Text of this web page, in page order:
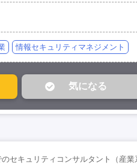
情報セキュリティマネジメント
セキュリティコンサルタント（産業